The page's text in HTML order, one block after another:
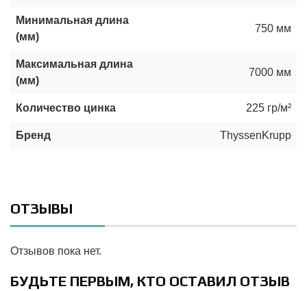
Минимальная длина
(мм)
750 мм
Максимальная длина
(мм)
7000 мм
Количество цинка 225 гр/м²
Бренд ThyssenKrupp
ОТЗЫВЫ
Отзывов пока нет.
БУДЬТЕ ПЕРВЫМ, КТО ОСТАВИЛ ОТЗЫВ